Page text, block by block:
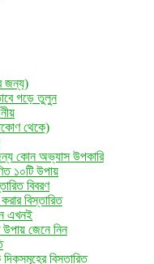
জন্য)
গড়ে তুলুন
থেকে)
কোন অভ্যাস উপকারি
১০টি উপায়
বিবরণ
বিস্তারিত
এখনই
উপায় জেনে নিন
বিস্তারিত